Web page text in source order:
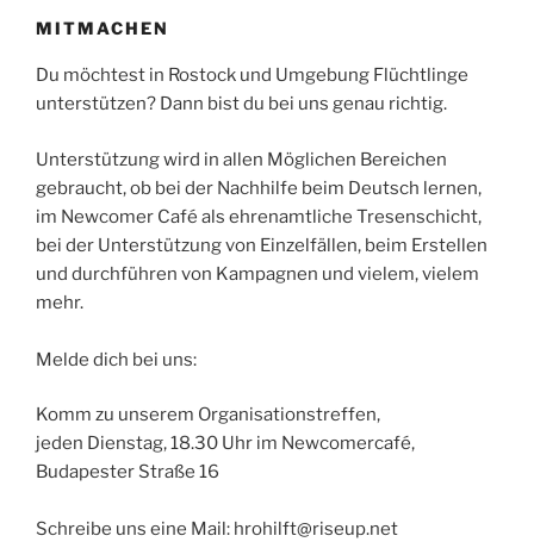
MITMACHEN
Du möchtest in Rostock und Umgebung Flüchtlinge
unterstützen? Dann bist du bei uns genau richtig.
Unterstützung wird in allen Möglichen Bereichen
gebraucht, ob bei der Nachhilfe beim Deutsch lernen,
im Newcomer Café als ehrenamtliche Tresenschicht,
bei der Unterstützung von Einzelfällen, beim Erstellen
und durchführen von Kampagnen und vielem, vielem
mehr.
Melde dich bei uns:
Komm zu unserem Organisationstreffen,
jeden Dienstag, 18.30 Uhr im Newcomercafé,
Budapester Straße 16
Schreibe uns eine Mail: hrohilft@riseup.net